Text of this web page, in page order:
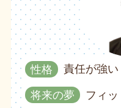
性格 責任が強い
将来の夢 フィ